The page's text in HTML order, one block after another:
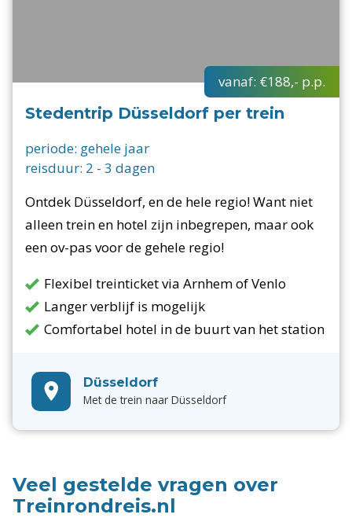
vanaf: €188,- p.p.
Stedentrip Düsseldorf per trein
periode: gehele jaar
reisduur: 2 - 3 dagen
Ontdek Düsseldorf, en de hele regio! Want niet
alleen trein en hotel zijn inbegrepen, maar ook
een ov-pas voor de gehele regio!
Flexibel treinticket via Arnhem of Venlo
Langer verblijf is mogelijk
Comfortabel hotel in de buurt van het station
Düsseldorf
Met de trein naar Düsseldorf
Veel gestelde vragen over
Treinrondreis.nl